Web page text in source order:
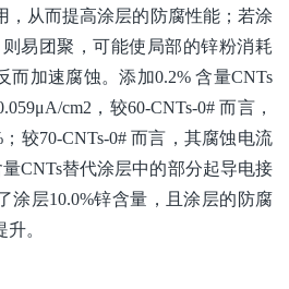
，从而提高涂层的防腐性能；若涂
易团聚，可能使局部的锌粉消耗
而加速腐蚀。添加0.2% 含量CNTs
cm2，较60-CNTs-0# 而言，
较70-CNTs-0# 而言，其腐蚀电流
CNTs替代涂层中的部分起导电接
涂层10.0%锌含量，且涂层的防腐
。